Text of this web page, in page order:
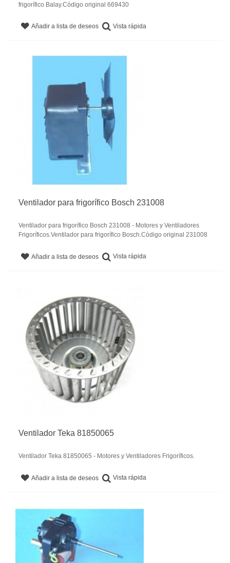
frigorífico Balay.Código original 669430
Añadir a lista de deseos Vista rápida
Ventilador para frigorífico Bosch 231008
Ventilador para frigorífico Bosch 231008 - Motores y Ventiladores
Frigoríficos.Ventilador para frigorífico Bosch.Código original 231008
Añadir a lista de deseos Vista rápida
Ventilador Teka 81850065
Ventilador Teka 81850065 - Motores y Ventiladores Frigoríficos.
Añadir a lista de deseos Vista rápida